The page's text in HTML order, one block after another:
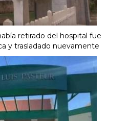
retirado del hospital fue
y trasladado nuevamente